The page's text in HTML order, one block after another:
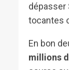
dépasser
tocantes
En bon
millions